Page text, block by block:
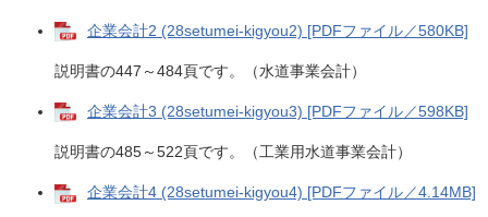
企業会計2 (28setumei-kigyou2) [PDFファイル／580KB]
説明書の447～484頁です。（水道事業会計）
企業会計3 (28setumei-kigyou3) [PDFファイル／598KB]
説明書の485～522頁です。（工業用水道事業会計）
企業会計4 (28setumei-kigyou4) [PDFファイル／4.14MB]